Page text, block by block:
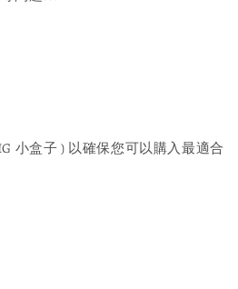
小盒子 ) 以確保您可以購入最適合